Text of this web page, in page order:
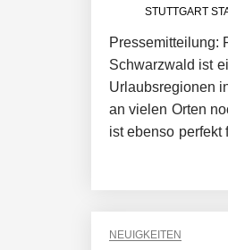
STUTTGART
Pressemitteilung:
Schwarzwald ist
Urlaubsregionen
an vielen Orten
ist ebenso perfekt
NEUIGKEITEN